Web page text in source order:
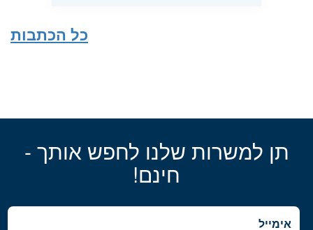
כל הכתבות
תן למשרות שלנו לחפש אותך -
חינם!